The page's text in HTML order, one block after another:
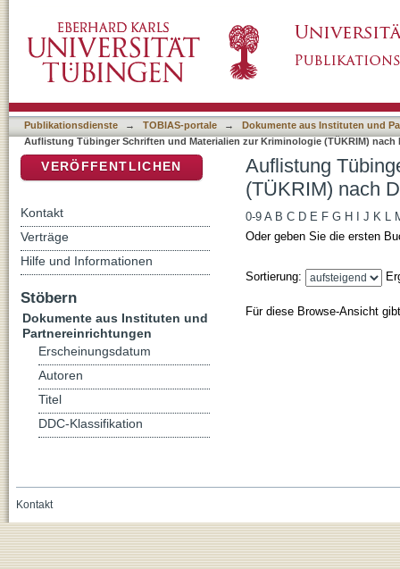
Publikationsdienste → TOBIAS-portale →
Dokumente aus Instituten und
Auflistung Tübinger Schriften und Materialien zur Kriminologie (TÜKRIM) nach
Auflistung
(TÜKRIM) nach
0-9 A B C D E F G H J K L
Oder geben Sie die ersten
Sortierung:
Für diese Browse-Ansicht
VERÖFFENTLICHEN
Kontakt
Verträge
Hilfe und Informationen
Stöbern
Dokumente aus Instituten und
Partnereinrichtungen
Erscheinungsdatum
Autoren
Titel
DDC-Klassifikation
Kontakt